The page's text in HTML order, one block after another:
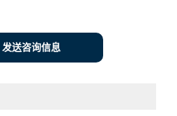
发送咨询信息